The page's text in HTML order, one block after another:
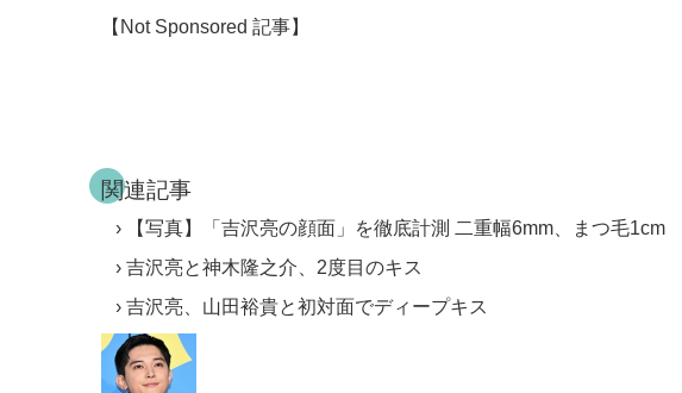
【Not Sponsored 記事】
関連記事
【写真】「吉沢亮の顔面」を徹底計測 二重幅6mm、まつ毛1cm
吉沢亮と神木隆之介、2度目のキス
吉沢亮、山田裕貴と初対面でディープキス